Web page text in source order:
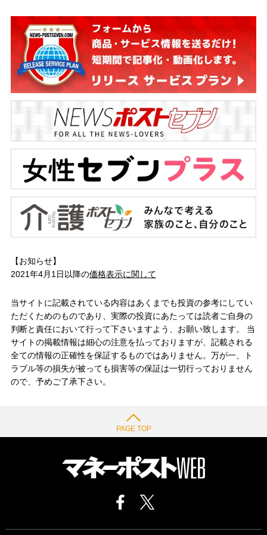
【お知らせ】
2021年4月1日以降の価格表示に関して
当サイトに記載されている内容はあくまでも投資の参考にしてい
ただくためのものであり、実際の投資にあたっては読者ご自身の
判断と責任において行って下さいますよう、お願い致します。 当
サイトの掲載情報は細心の注意を払っておりますが、記載される
全ての情報の正確性を保証するものではありません。万が一、ト
ラブル等の損失が被っても損害等の保証は一切行っておりません
ので、予めご了承下さい。
PAGE TOP